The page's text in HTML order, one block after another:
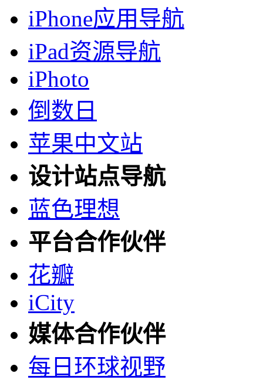
iPhone应用导航
iPad资源导航
iPhoto
倒数日
苹果中文站
设计站点导航
蓝色理想
平台合作伙伴
花瓣
iCity
媒体合作伙伴
每日环球视野